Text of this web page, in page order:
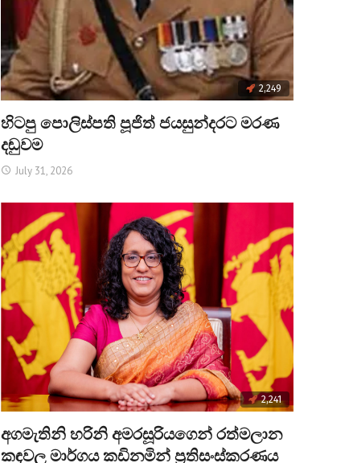
2,249
හිටපු පොලිස්පති පූජිත් ජයසුන්දරට මරණ
දඬුවම
July 31, 2026
2,241
අගමැතිනි හරිනි අමරසූරියගෙන් රත්මලාන
කඳවල මාර්ගය කඩිනමින් ප්‍රතිසංස්කරණය